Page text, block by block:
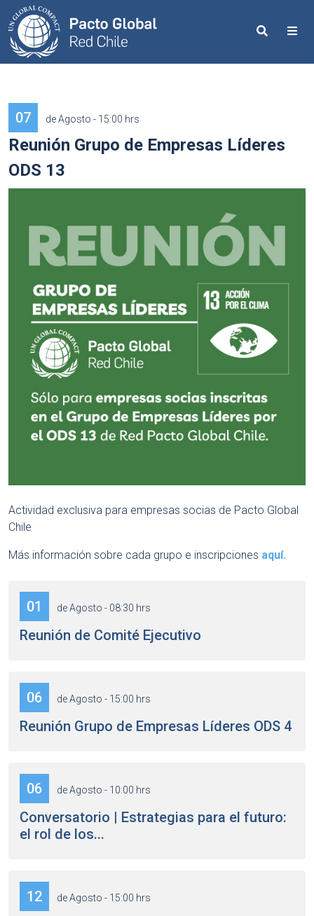
Search
07 de Agosto - 15:00 hrs
Reunión Grupo de Empresas Líderes
ODS 13
Actividad exclusiva para empresas socias de Pacto Global
Chile
Más información sobre cada grupo e inscripciones aquí.
01 de Agosto - 08:30 hrs
Reunión de Comité Ejecutivo
06 de Agosto - 15:00 hrs
Reunión Grupo de Empresas Líderes ODS 4
06 de Agosto - 10:00 hrs
Conversatorio | Estrategias para el futuro:
el rol de los...
12 de Agosto - 15:00 hrs